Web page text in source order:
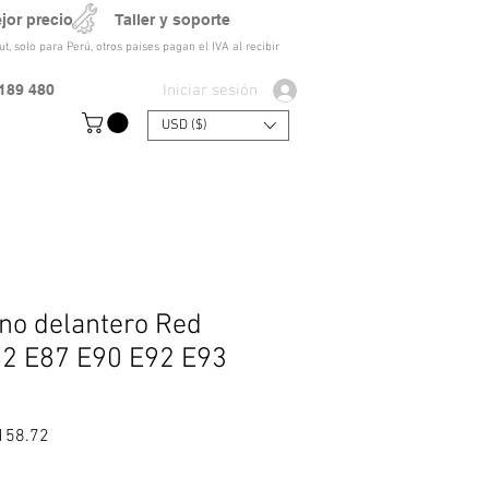
solo para Perú, otros paises pagan el IVA al recibir
Iniciar sesión
480
USD ($)
precio Taller y soporte
delantero Red
E87 E90 E92 E93